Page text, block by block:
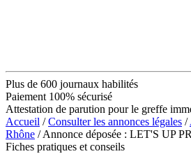
Plus de 600 journaux habilités
Paiement 100% sécurisé
Attestation de parution pour le greffe
Accueil /Consulter les annonces légales /
Rhône / Annonce déposée : LET'S UP
Fiches pratiques et conseils